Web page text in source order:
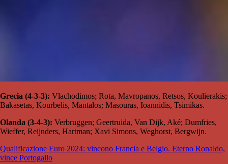
Grecia (4-3-3): Vlachodimos; Rota, Mavropanos, Retsos, Koulierakis;
Bakasetas, Kourbelis, Mantalos; Masouras, Ioannidis, Tsimikas.
Olanda (3-4-3): Verbruggen; Geertruida, Van Dijk, Aké; Dumfries,
Wieffer, Reijnders, Hartman; Xavi Simons, Weghorst, Bergwijn.
Qualificazione Euro 2024: vincono Francia e Belgio. Eterno Ronaldo,
vince Portogallo